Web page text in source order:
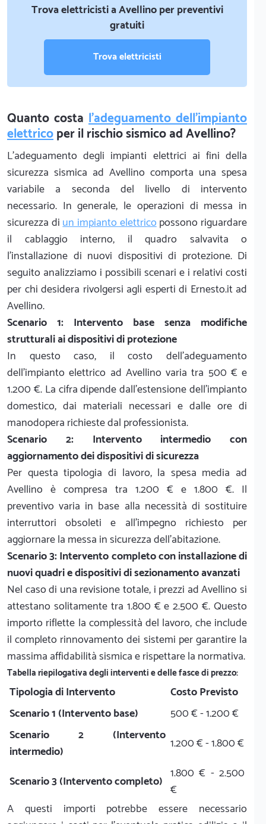
Trova elettricisti a Avellino per preventivi
gratuiti
Trova elettricisti
Quanto costa l'adeguamento dell'impianto
elettricoper il rischio sismico ad Avellino?
L'adeguamento degli impianti elettrici ai fini della
sicurezza sismica ad Avellino comporta una spesa
variabile a seconda del livello di intervento
necessario. In generale, le operazioni di messa in
sicurezza diun impianto elettricopossono riguardare
il cablaggio interno, il quadro salvavita o
l'installazione di nuovi dispositivi di protezione. Di
seguito analizziamo i possibili scenari e i relativi costi
per chi desidera rivolgersi agli esperti di Ernesto.it ad
Avellino.
Scenario 1: Intervento base senza modifiche
strutturali ai dispositivi di protezione
In questo caso, il costo dell'adeguamento
dell'impianto elettrico ad Avellino varia tra 500 € e
1.200 €. La cifra dipende dall'estensione dell'impianto
domestico, dai materiali necessari e dalle ore di
manodopera richieste dal professionista.
Scenario 2: Intervento intermedio con
aggiornamento dei dispositivi di sicurezza
Per questa tipologia di lavoro, la spesa media ad
Avellino è compresa tra 1.200 € e 1.800 €. Il
preventivo varia in base alla necessità di sostituire
interruttori obsoleti e all'impegno richiesto per
aggiornare la messa in sicurezza dell'abitazione.
Scenario 3: Intervento completo con installazione di
nuovi quadri e dispositivi di sezionamento avanzati
Nel caso di una revisione totale, i prezzi ad Avellino si
attestano solitamente tra 1.800 € e 2.500 €. Questo
importo riflette la complessità del lavoro, che include
il completo rinnovamento dei sistemi per garantire la
massima affidabilità sismica e rispettare la normativa.
Tabella riepilogativa degli interventi e delle fasce di prezzo:
Tipologia di Intervento
Costo Previsto
Scenario 1 (Intervento base)
500 € - 1.200 €
Scenario 2 (Intervento
intermedio)
1.200 € - 1.800 €
Scenario 3 (Intervento completo) 1.800 € - 2.500
€
A questi importi potrebbe essere necessario